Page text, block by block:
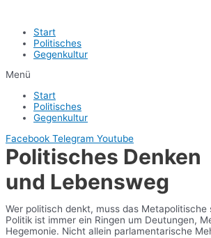
Start
Politisches
Gegenkultur
Menü
Start
Politisches
Gegenkultur
Facebook Telegram Youtube
Politisches Denken
und Lebensweg
Wer politisch denkt, muss das Metapolitische
Politik ist immer ein Ringen um Deutungen,
Hegemonie. Nicht allein parlamentarische